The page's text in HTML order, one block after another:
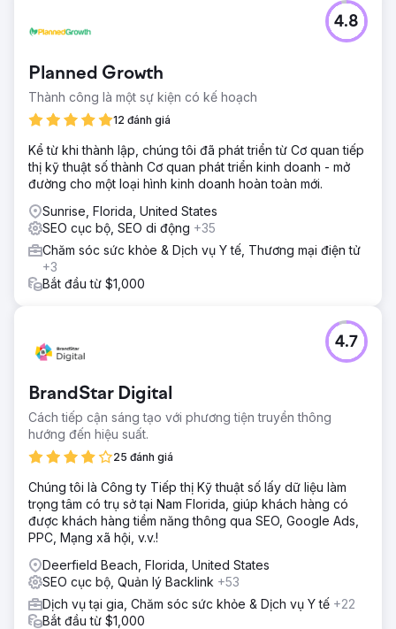
Planned Growth
Thành công là một sự kiện có kế hoạch
12 đánh giá
4.8
Kể từ khi thành lập, chúng tôi đã phát triển từ Cơ quan tiếp
thị kỹ thuật số thành Cơ quan phát triển kinh doanh - mở
đường cho một loại hình kinh doanh hoàn toàn mới.
Sunrise, Florida, United States
SEO cục bộ, SEO di động +35
Chăm sóc sức khỏe & Dịch vụ Y tế, Thương mại điện tử
+3
Bắt đầu từ $1,000
BrandStar Digital
Cách tiếp cận sáng tạo với phương tiện truyền thông
hướng đến hiệu suất.
25 đánh giá
4.7
Chúng tôi là Công ty Tiếp thị Kỹ thuật số lấy dữ liệu làm
trọng tâm có trụ sở tại Nam Florida, giúp khách hàng có
được khách hàng tiềm năng thông qua SEO, Google Ads,
PPC, Mạng xã hội, v.v.!
Deerfield Beach, Florida, United States
SEO cục bộ, Quản lý Backlink +53
Dịch vụ tại gia, Chăm sóc sức khỏe & Dịch vụ Y tế +22
Bắt đầu từ $1,000